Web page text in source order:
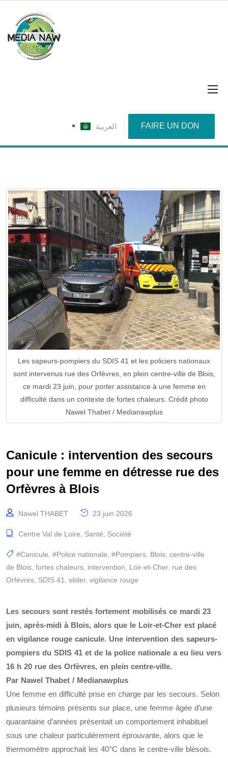
العربية FAIRE UN DON
Les sapeurs-pompiers du SDIS 41 et les policiers nationaux
sont intervenus rue des Orfèvres, en plein centre-ville de Blois,
ce mardi 23 juin, pour porter assistance à une femme en
difficulté dans un contexte de fortes chaleurs. Crédit photo
Nawel Thabet / Medianawplus
Canicule : intervention des secours
pour une femme en détresse rue des
Orfèvres à Blois
Nawel THABET 23 juin 2026
Centre Val de Loire Santé Société
#Canicule #Police nationale #Pompiers Blois centre-ville
de Blois fortes chaleurs intervention Loir-et-Cher, rue des
Orfèvres SDIS 41 slider, vigilance rouge
Les secours sont restés fortement mobilisés ce mardi 23
juin, après-midi à Blois, alors que le Loir-et-Cher est placé
en vigilance rouge canicule. Une intervention des sapeurs-
pompiers du SDIS 41 et de la police nationale a eu lieu vers
16 h 20 rue des Orfèvres, en plein centre-ville.
Par Nawel Thabet / Medianawplus
Une femme en difficulté prise en charge par les secours. Selon
plusieurs témoins présents sur place, une femme âgée d’une
quarantaine d’années présentait un comportement inhabituel
sous une chaleur particulièrement éprouvante, alors que le
thermomètre approchait les 40°C dans le centre-ville blésois.